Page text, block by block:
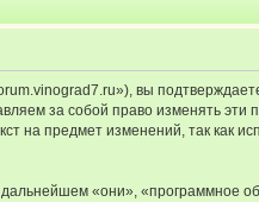
вы подтверждаете
за собой право изменять эти
на предмет изменений, так
«они», «программное